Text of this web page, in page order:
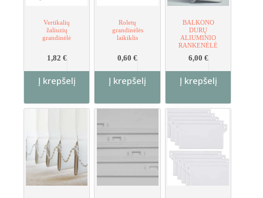
Vertikalių
žaliuzių
grandinėlė
1,82 €
Į krepšelį
Roletų
grandinėlės
laikiklis
0,60€
Į krepšelį
BALKONO
DURŲ
ALIUMINIO
RANKENĖLĖ
6,00 €
Į krepšelį